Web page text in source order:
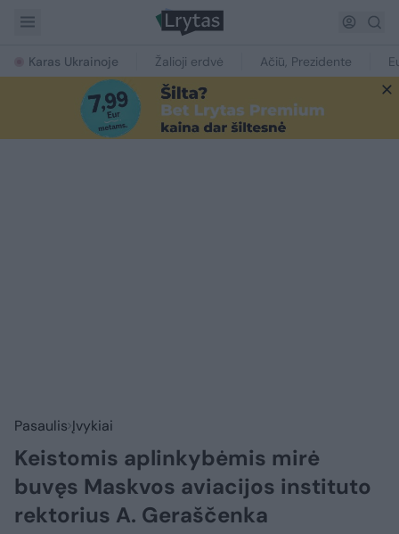
Karas Ukrainoje Žalioji erdvė Ačiū, Prezidente
Pasaulis Įvykiai
Keistomis aplinkybėmis mirė
buvęs Maskvos aviacijos instituto
rektorius A. Geraščenka